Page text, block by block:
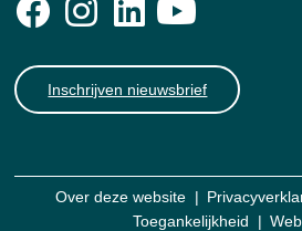
Inschrijven nieuwsbrief
Over deze website
Toegankelijkheid